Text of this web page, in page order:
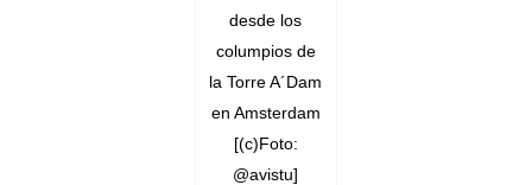
desde los
columpios de
la Torre A´Dam
en Amsterdam
[(c)Foto:
@avistu]